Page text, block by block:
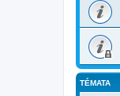
TÉMATA